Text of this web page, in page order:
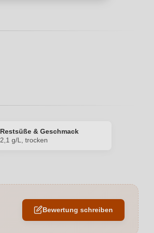
Restsüße & Geschmack
2,1 g/L, trocken
Barrique
Syrah, Merlot
Bewertung schreiben